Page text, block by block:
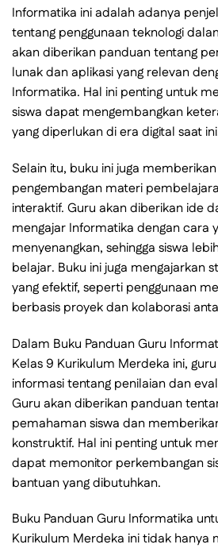
Informatika ini adalah adanya
tentang penggunaan teknologi
akan diberikan panduan tentang
lunak dan aplikasi yang relevan
Informatika. Hal ini penting untuk
siswa dapat mengembangkan
yang diperlukan di era digital saat
Selain itu, buku ini juga
pengembangan materi
interaktif. Guru akan diberikan ide
mengajar Informatika dengan cara
menyenangkan, sehingga siswa
belajar. Buku ini juga mengajarkan
yang efektif, seperti penggunaan
berbasis proyek dan kolaborasi
Dalam Buku Panduan Guru
Kelas 9 Kurikulum Merdeka ini,
informasi tentang penilaian dan
Guru akan diberikan panduan
pemahaman siswa dan
konstruktif. Hal ini penting untuk
dapat memonitor perkembangan
bantuan yang dibutuhkan.
Buku Panduan Guru Informatika
Kurikulum Merdeka ini tidak hanya